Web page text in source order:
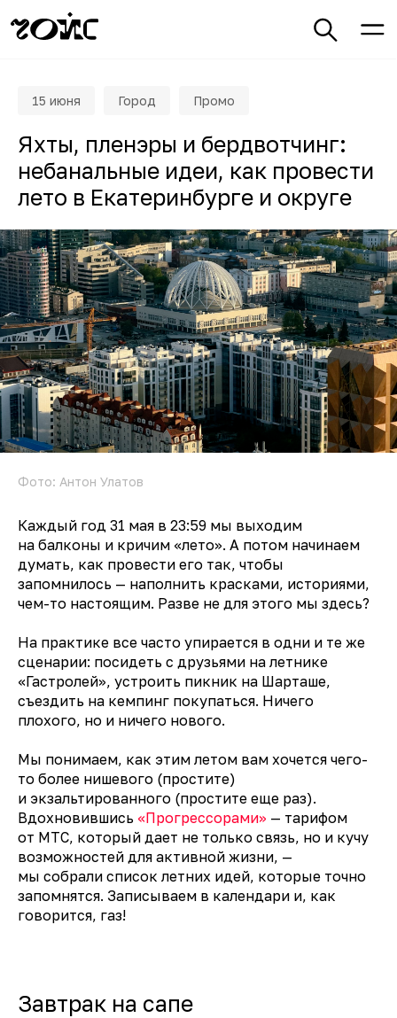
15 июня Город Промо
Яхты, пленэры и бердвотчинг:
небанальные идеи, как провести
лето в Екатеринбурге и округе
Фото: Антон Улатов
Каждый год 31 мая в 23:59 мы выходим
на балконы и кричим «лето». А потом начинаем
думать, как провести его так, чтобы
запомнилось — наполнить красками, историями,
чем-то настоящим. Разве не для этого мы здесь?
На практике все часто упирается в одни и те же
сценарии: посидеть с друзьями на летнике
«Гастролей», устроить пикник на Шарташе,
съездить на кемпинг покупаться. Ничего
плохого, но и ничего нового.
Мы понимаем, как этим летом вам хочется чего-
то более нишевого (простите)
и экзальтированного (простите еще раз).
Вдохновившись «Прогрессорами» — тарифом
от МТС, который дает не только связь, но и кучу
возможностей для активной жизни, —
мы собрали список летних идей, которые точно
запомнятся. Записываем в календари и, как
говорится, газ!
Завтрак на сапе